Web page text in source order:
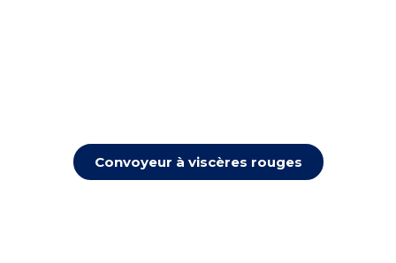
Convoyeur à viscères rouges